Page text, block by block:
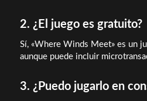
2. ¿El juego es gratuito?
Sí, «Where Winds Meet» es un
aunque puede incluir
3. ¿Puedo jugarlo en